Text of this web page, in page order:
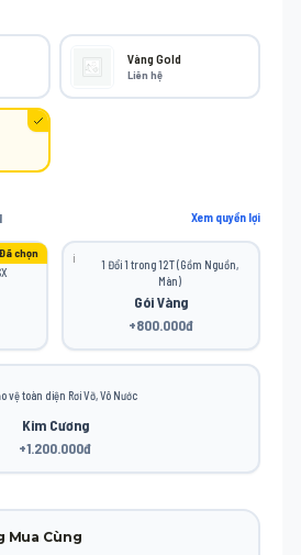
Vàng Gold
Liên hệ
Xem quyền lợi
Đã chọn ℹ️
1 Đổi 1 trong 12T (Gồm Nguồn,
Màn)
Gói Vàng
+800.000đ
vệ toàn diện Rơi Vỡ, Vô Nước
Kim Cương
+1.200.000đ
Mua Cùng